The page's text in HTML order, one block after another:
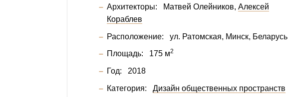
Архитекторы: Матвей Олейников Алексей
Кораблев
Расположение: ул. Ратомская, Минск, Беларусь
Площадь: 175 м2
Год: 2018
Категория: Дизайн общественных пространств